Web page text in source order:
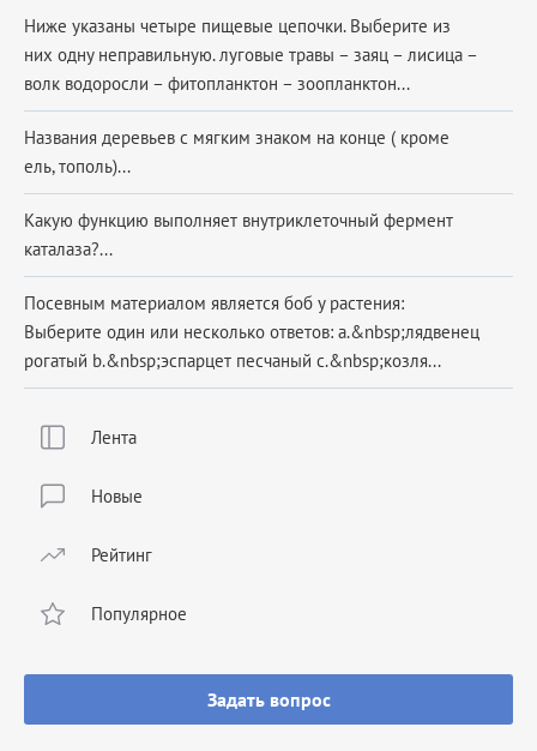
Лента
Новые
Рейтинг
Популярное
Задать вопрос
Ниже указаны четыре пищевые цепочки. Выберите из
них одну неправильную. луговые травы – заяц – лисица –
волк водоросли – фитопланктон – зоопланктон...
Названия деревьев с мягким знаком на конце ( кроме
ель, тополь)...
Какую функцию выполняет внутриклеточный фермент
каталаза?...
Посевным материалом является боб у растения:
Выберите один или несколько ответов: a.&nbsp;лядвенец
рогатый b.&nbsp;эспарцет песчаный c.&nbsp;козля...